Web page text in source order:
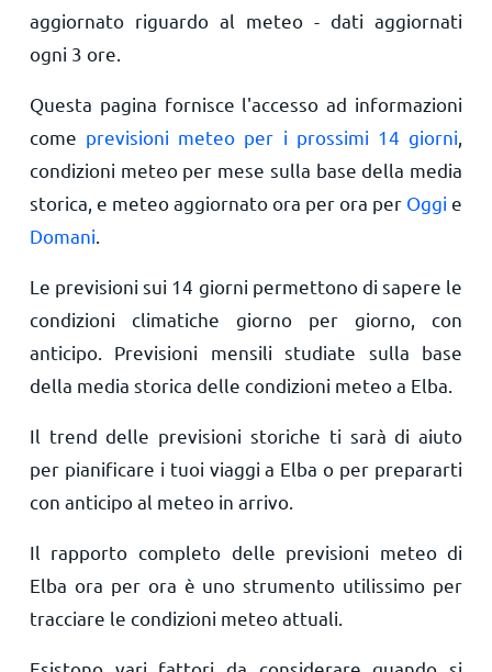
aggiornato riguardo al meteo - dati aggiornati
ogni 3 ore.
Questa pagina fornisce l'accesso ad informazioni
come previsioni meteo per i prossimi 14 giorni
condizioni meteo per mese sulla base della media
storica, e meteo aggiornato ora per ora per Oggi e
Domani
Le previsioni sui 14 giorni permettono di sapere le
condizioni climatiche giorno per giorno, con
anticipo. Previsioni mensili studiate sulla base
della media storica delle condizioni meteo a Elba.
Il trend delle previsioni storiche ti sarà di aiuto
per pianificare i tuoi viaggi a Elba o per prepararti
con anticipo al meteo in arrivo.
Il rapporto completo delle previsioni meteo di
Elba ora per ora è uno strumento utilissimo per
tracciare le condizioni meteo attuali.